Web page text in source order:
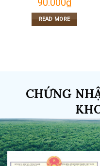
90.000₫
READ MORE
CHỨNG